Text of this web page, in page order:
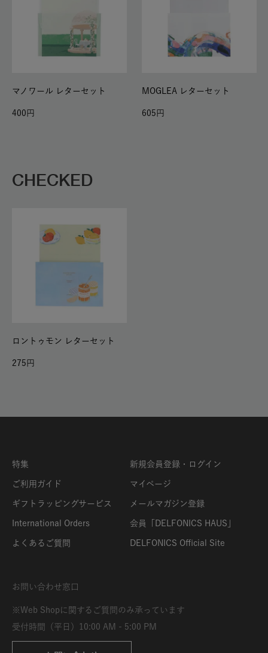
マノワール レターセット
400
MOGLEA レターセット
605
CHECKED
ロントゥモン レターセット
275
特集
ご利用ガイド
ギフトラッピングサービス
International Orders
よくあるご質問
新規会員登録・ログイン
マイページ
メールマガジン登録
会員「DELFONICS HAUS」
DELFONICS Official Site
お問い合わせ窓口
※Web Shopに関するご質問のみ承っています
受付時間（平日）10:00 AM - 5:00 PM